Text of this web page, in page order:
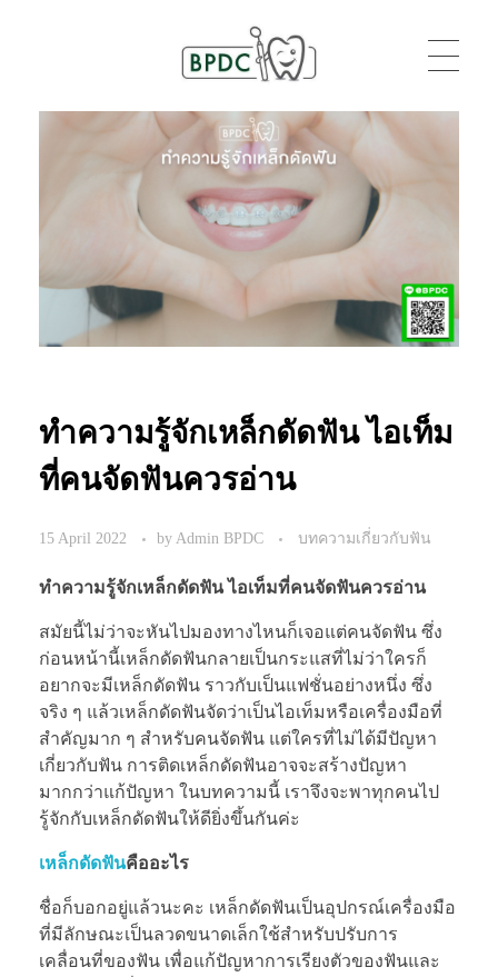
BPDC
แค่เว็บเวิร์ดเพรสเว็บหนึ่ง
ทำความรู้จักเหล็กดัดฟัน ไอเท็ม
ที่คนจัดฟันควรอ่าน
15 April 2022 byAdmin BPDC บทความเกี่ยวกับฟัน
ทำความรู้จักเหล็กดัดฟัน ไอเท็มที่คนจัดฟันควรอ่าน
สมัยนี้ไม่ว่าจะหันไปมองทางไหนก็เจอแต่คนจัดฟัน ซึ่ง
ก่อนหน้านี้เหล็กดัดฟันกลายเป็นกระแสที่ไม่ว่าใครก็
อยากจะมีเหล็กดัดฟัน ราวกับเป็นแฟชั่นอย่างหนึ่ง ซึ่ง
จริง ๆ แล้วเหล็กดัดฟันจัดว่าเป็นไอเท็มหรือเครื่องมือที่
สำคัญมาก ๆ สำหรับคนจัดฟัน แต่ใครที่ไม่ได้มีปัญหา
เกี่ยวกับฟัน การติดเหล็กดัดฟันอาจจะสร้างปัญหา
มากกว่าแก้ปัญหา ในบทความนี้ เราจึงจะพาทุกคนไป
รู้จักกับเหล็กดัดฟันให้ดียิ่งขึ้นกันค่ะ
เหล็กดัดฟันคืออะไร
ชื่อก็บอกอยู่แล้วนะคะ เหล็กดัดฟันเป็นอุปกรณ์เครื่องมือ
ที่มีลักษณะเป็นลวดขนาดเล็กใช้สำหรับปรับการ
เคลื่อนที่ของฟัน เพื่อแก้ปัญหาการเรียงตัวของฟันและ